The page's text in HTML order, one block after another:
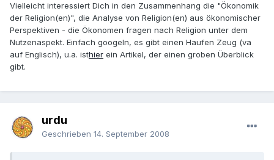
Vielleicht interessiert Dich in den Zusammenhang die "Ökonomik
der Religion(en)", die Analyse von Religion(en) aus ökonomischer
Perspektiven - die Ökonomen fragen nach Religion unter dem
Nutzenaspekt. Einfach googeln, es gibt einen Haufen Zeug (va
auf Englisch), u.a. isthier ein Artikel, der einen groben Überblick
gibt.
urdu
Geschrieben 14. September 2008